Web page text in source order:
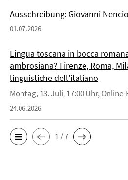
Ausschreibung: Giovanni
01.07.2026
Lingua toscana in bocca
ambrosiana? Firenze, Roma,
linguistiche dell'italiano
Montag, 13. Juli, 17:00 Uhr,
24.06.2026
1 / 7